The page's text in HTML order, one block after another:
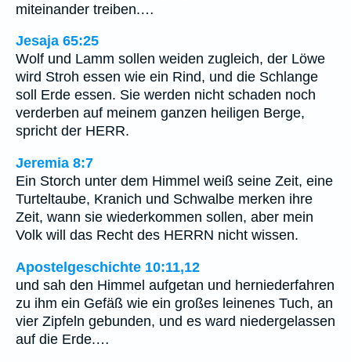
miteinander treiben.…
Jesaja 65:25
Wolf und Lamm sollen weiden zugleich, der Löwe
wird Stroh essen wie ein Rind, und die Schlange
soll Erde essen. Sie werden nicht schaden noch
verderben auf meinem ganzen heiligen Berge,
spricht der HERR.
Jeremia 8:7
Ein Storch unter dem Himmel weiß seine Zeit, eine
Turteltaube, Kranich und Schwalbe merken ihre
Zeit, wann sie wiederkommen sollen, aber mein
Volk will das Recht des HERRN nicht wissen.
Apostelgeschichte 10:11,12
und sah den Himmel aufgetan und herniederfahren
zu ihm ein Gefäß wie ein großes leinenes Tuch, an
vier Zipfeln gebunden, und es ward niedergelassen
auf die Erde.…